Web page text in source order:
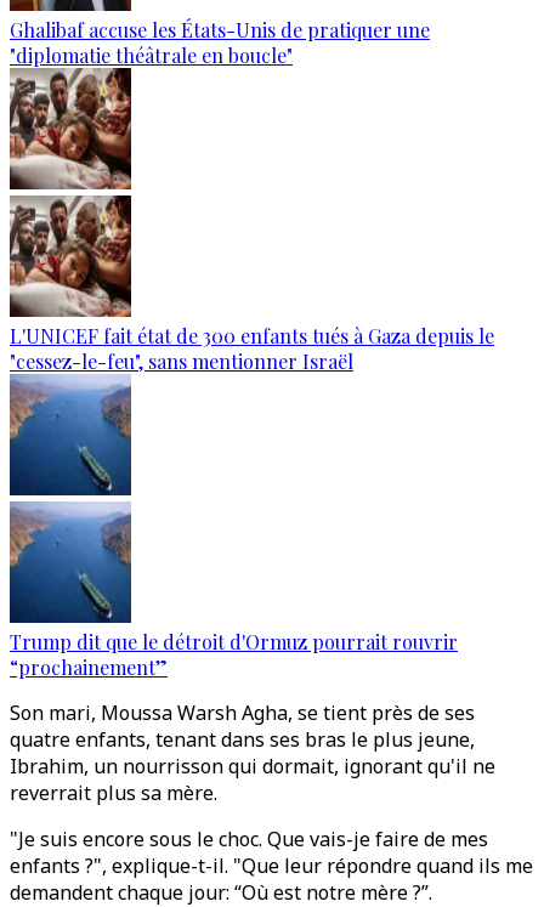
Ghalibaf accuse les États-Unis de pratiquer une
"diplomatie théâtrale en boucle"
L'UNICEF fait état de 300 enfants tués à Gaza depuis le
"cessez-le-feu", sans mentionner Israël
Trump dit que le détroit d'Ormuz pourrait rouvrir
“prochainement”
Son mari, Moussa Warsh Agha, se tient près de ses
quatre enfants, tenant dans ses bras le plus jeune,
Ibrahim, un nourrisson qui dormait, ignorant qu'il ne
reverrait plus sa mère.
"Je suis encore sous le choc. Que vais-je faire de mes
enfants ?", explique-t-il. "Que leur répondre quand ils me
demandent chaque jour: “Où est notre mère ?”.